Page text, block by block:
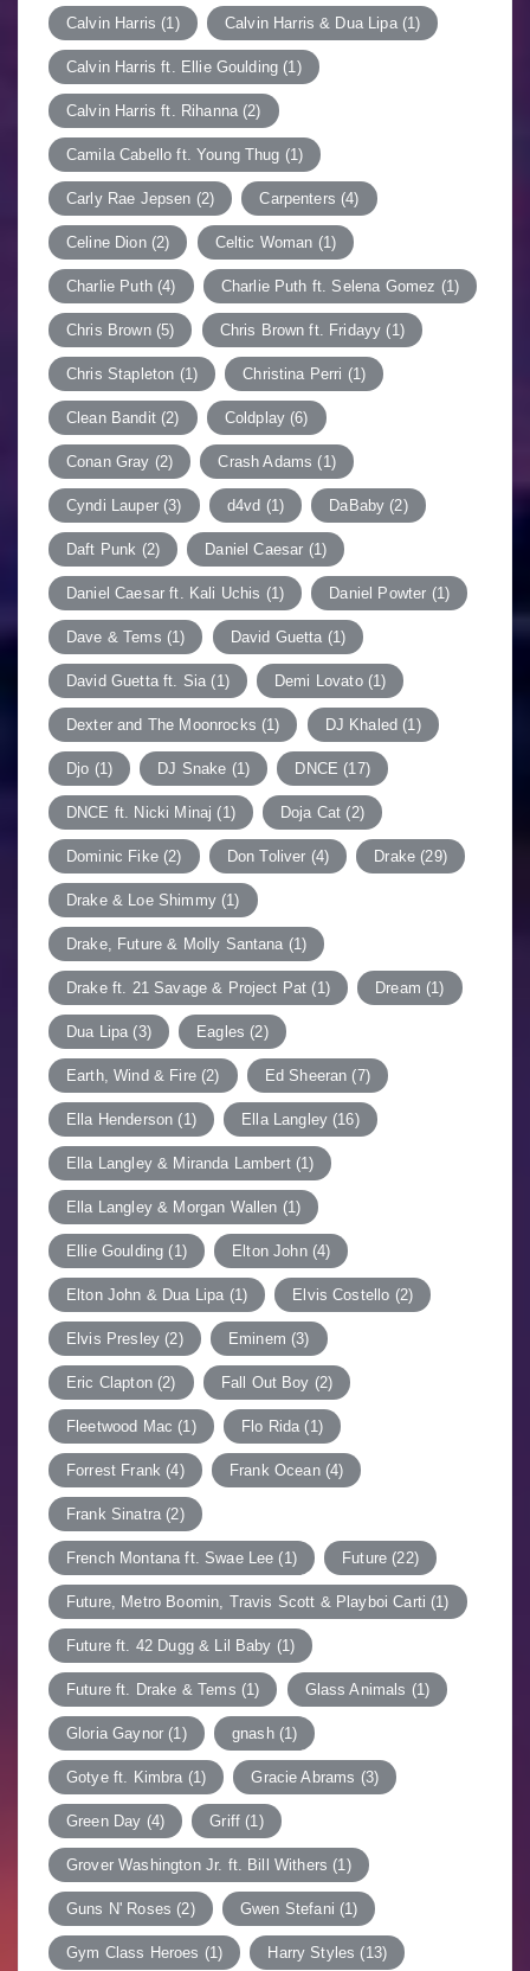
Calvin Harris (1) Calvin Harris & Dua Lipa(1)
Calvin Harris ft. Ellie Goulding (1)
Calvin Harris ft. Rihanna (2)
Camila Cabello ft. Young Thug (1)
Carly Rae Jepsen (2) Carpenters (4)
Celine Dion(2) Celtic Woman (1)
Charlie Puth(4) Charlie Puth ft. Selena Gomez (1)
Chris Brown(5) Chris Brown ft. Fridayy (1)
Chris Stapleton (1) Christina Perri (1)
Clean Bandit(2) Coldplay (6)
Conan Gray (2) Crash Adams (1)
Cyndi Lauper(3) d4vd (1) DaBaby (2)
Daft Punk (2) Daniel Caesar (1)
Daniel Caesar ft. Kali Uchis (1) Daniel Powter (1)
Dave & Tems (1) David Guetta (1)
David Guetta ft. Sia (1) Demi Lovato(1)
Dexter and The Moonrocks (1) DJ Khaled (1)
Djo (1) DJ Snake (1) DNCE (17)
DNCE ft. Nicki Minaj (1) Doja Cat (2)
Dominic Fike(2) Don Toliver (4) Drake (29)
Drake & Loe Shimmy(1)
Drake, Future & Molly Santana (1)
Drake ft. 21 Savage & Project Pat (1) Dream (1)
Dua Lipa (3) Eagles (2)
Earth, Wind & Fire(2) Ed Sheeran (7)
Ella Henderson (1) Ella Langley(16)
Ella Langley & Miranda Lambert(1)
Ella Langley & Morgan Wallen (1)
Ellie Goulding (1) Elton John(4)
Elton John & Dua Lipa (1) Elvis Costello (2)
Elvis Presley (2) Eminem (3)
Eric Clapton(2) Fall Out Boy (2)
Fleetwood Mac (1) Flo Rida (1)
Forrest Frank (4) Frank Ocean(4)
Frank Sinatra (2)
French Montana ft. Swae Lee (1) Future (22)
Future, Metro Boomin, Travis Scott & Playboi Carti (1)
Future ft. 42 Dugg & Lil Baby (1)
Future ft. Drake & Tems (1) Glass Animals (1)
Gloria Gaynor (1) gnash(1)
Gotye ft. Kimbra (1) Gracie Abrams (3)
Green Day (4) Griff (1)
Grover Washington Jr. ft. Bill Withers (1)
Guns N' Roses (2) Gwen Stefani (1)
Gym Class Heroes (1) Harry Styles (13)